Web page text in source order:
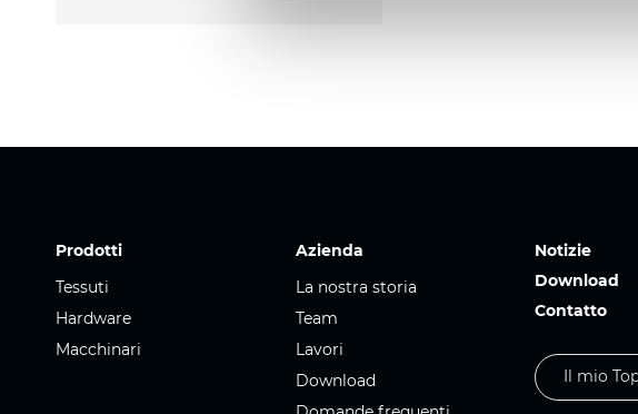
Prodotti
Tessuti
Hardware
Macchinari
Azienda
La nostra storia
Team
Lavori
Download
Notizie
Download
Contatto
Il mio